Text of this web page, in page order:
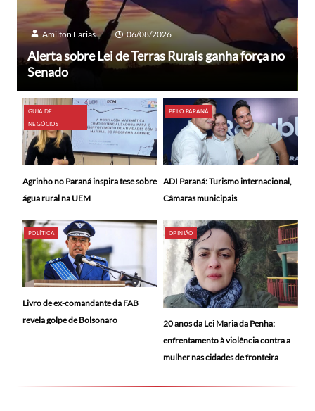
Amilton Farias 06/08/2026
Alerta sobre Lei de Terras Rurais ganha força no
Senado
GUIA DE
NEGÓCIOS
Agrinho no Paraná inspira tese sobre
água rural na UEM
PELO PARANÁ
ADI Paraná: Turismo internacional,
Câmaras municipais
POLÍTICA
Livro de ex-comandante da FAB
revela golpe de Bolsonaro
OPINIÃO
20 anos da Lei Maria da Penha:
enfrentamento à violência contra a
mulher nas cidades de fronteira